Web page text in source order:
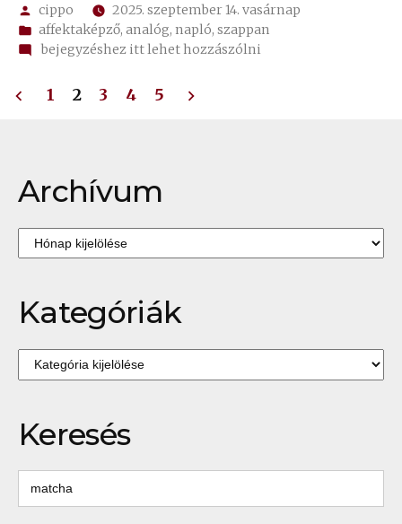
Szerző:
cippo
2025. szeptember 14. vasárnap
Kategória:
affektaképző,analóg,napló,szappan
on
„dafke
bejegyzéshez itt lehet hozzászólni
Bejegyzések
1 2 3 4 5
Archívum
Archívum
Kategóriák
Kategóriák
Keresés
Keresés: